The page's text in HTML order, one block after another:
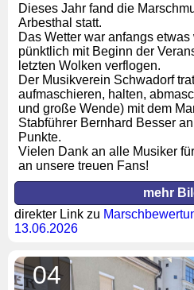
Dieses Jahr fand die
Arbesthal statt.
Das Wetter war anfangs
pünktlich mit Beginn der
letzten Wolken verflogen.
Der Musikverein Schwadorf
aufmaschieren, halten,
und große Wende) mit dem
Stabführer Bernhard Besser
Punkte.
Vielen Dank an alle Musiker
an unsere treuen Fans!
mehr
direkter Link zu
13.06.2026
04